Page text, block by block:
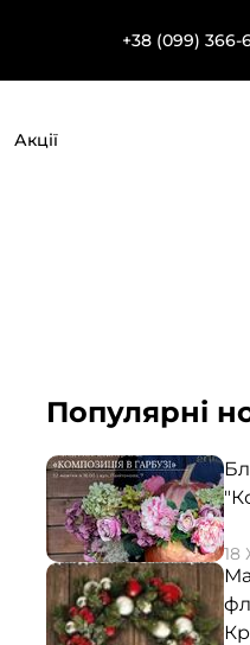
+38 (099) 366-
Акції
Популярні
18